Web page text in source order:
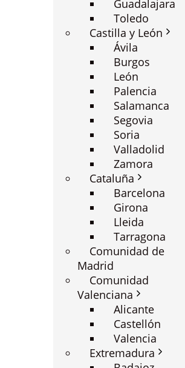
Guadalajara
Toledo
Castilla y León
Ávila
Burgos
León
Palencia
Salamanca
Segovia
Soria
Valladolid
Zamora
Cataluña
Barcelona
Girona
Lleida
Tarragona
Comunidad de
Madrid
Comunidad
Valenciana
Alicante
Castellón
Valencia
Extremadura